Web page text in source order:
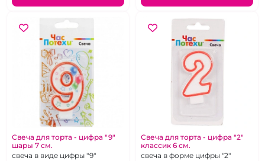
Свеча для торта - цифра "9"
шары 7 см.
свеча в виде цифры "9"
Свеча для торта - цифра "2"
классик 6 см.
свеча в форме цифры "2"